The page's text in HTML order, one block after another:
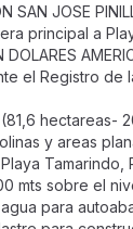
SAN JOSE
principal a
DOLARES
el Registro de
hectareas-
y areas
Tamarindo,
mts sobre el
para